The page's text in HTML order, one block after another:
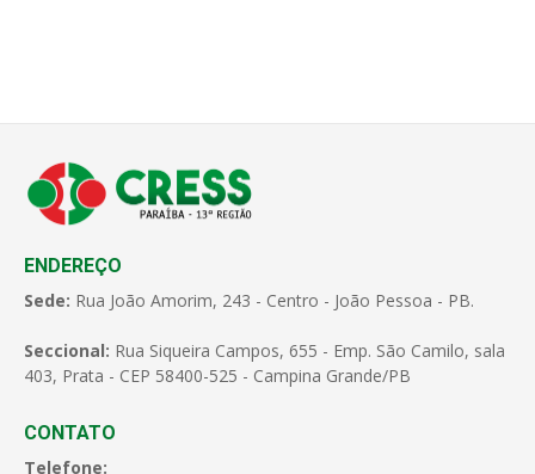
ENDEREÇO
Sede: Rua João Amorim, 243 - Centro - João Pessoa - PB.
Seccional: Rua Siqueira Campos, 655 - Emp. São Camilo, sala
403, Prata - CEP 58400-525 - Campina Grande/PB
CONTATO
Telefone: